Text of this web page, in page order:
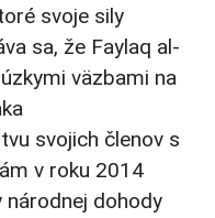
svoje sily
sa, že Faylaq al-
väzbami na
svojich členov s
v roku 2014
národnej dohody